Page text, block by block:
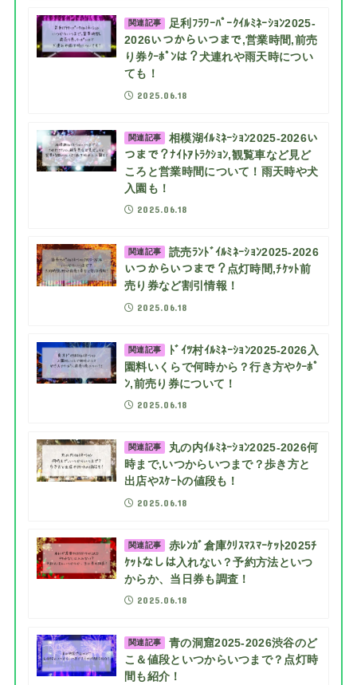
関連記事
足利ﾌﾗﾜｰﾊﾟｰｸｲﾙﾐﾈｰｼｮﾝ2025-
2026いつからいつまで,営業時間,前売
り券ｸｰﾎﾟﾝは？犬連れや雨天時につい
ても！
2025.06.18
関連記事
相模湖ｲﾙﾐﾈｰｼｮﾝ2025-2026い
つまで？ﾅｲﾄｱﾄﾗｸｼｮﾝ,観覧車など見ど
ころと営業時間について！雨天時や犬
入園も！
2025.06.18
関連記事
読売ﾗﾝﾄﾞｲﾙﾐﾈｰｼｮﾝ2025-2026
いつからいつまで？点灯時間,ﾁｹｯﾄ前
売り券など割引情報！
2025.06.18
関連記事
ﾄﾞｲﾂ村ｲﾙﾐﾈｰｼｮﾝ2025-2026入
園料いくらで何時から？行き方やｸｰﾎﾟ
ﾝ,前売り券について！
2025.06.18
関連記事
丸の内ｲﾙﾐﾈｰｼｮﾝ2025-2026何
時まで,いつからいつまで？歩き方と
出店やｽｹｰﾄの値段も！
2025.06.18
関連記事
赤ﾚﾝｶﾞ倉庫ｸﾘｽﾏｽﾏｰｹｯﾄ2025ﾁ
ｹｯﾄなしは入れない？予約方法といつ
からか、当日券も調査！
2025.06.18
関連記事
青の洞窟2025-2026渋谷のど
こ＆値段といつからいつまで？点灯時
間も紹介！